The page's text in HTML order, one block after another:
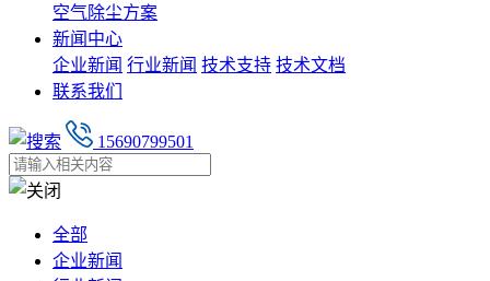
空气除尘方案
新闻中心
企业新闻 行业新闻 技术支持 技术文档
联系我们
15690799501
全部
企业新闻